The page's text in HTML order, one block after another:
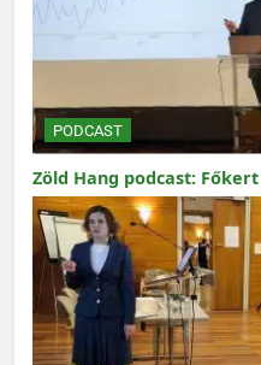
PODCAST
Zöld Hang podcast: